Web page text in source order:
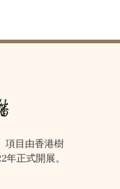
項目由香港樹
正式開展。